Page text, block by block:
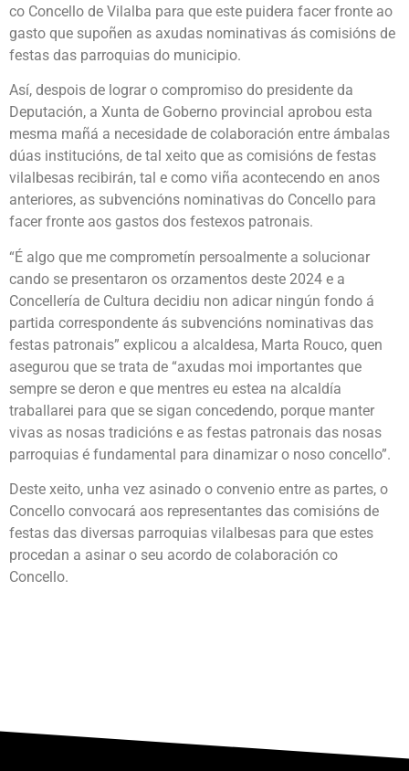
co Concello de Vilalba para que este puidera facer fronte ao
gasto que supoñen as axudas nominativas ás comisións de
festas das parroquias do municipio.
Así, despois de lograr o compromiso do presidente da
Deputación, a Xunta de Goberno provincial aprobou esta
mesma mañá a necesidade de colaboración entre ámbalas
dúas institucións, de tal xeito que as comisións de festas
vilalbesas recibirán, tal e como viña acontecendo en anos
anteriores, as subvencións nominativas do Concello para
facer fronte aos gastos dos festexos patronais.
“É algo que me comprometín persoalmente a solucionar
cando se presentaron os orzamentos deste 2024 e a
Concellería de Cultura decidiu non adicar ningún fondo á
partida correspondente ás subvencións nominativas das
festas patronais” explicou a alcaldesa, Marta Rouco, quen
asegurou que se trata de “axudas moi importantes que
sempre se deron e que mentres eu estea na alcaldía
traballarei para que se sigan concedendo, porque manter
vivas as nosas tradicións e as festas patronais das nosas
parroquias é fundamental para dinamizar o noso concello”.
Deste xeito, unha vez asinado o convenio entre as partes, o
Concello convocará aos representantes das comisións de
festas das diversas parroquias vilalbesas para que estes
procedan a asinar o seu acordo de colaboración co
Concello.